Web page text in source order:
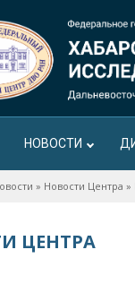
НОВОСТИ
» Новости Центра »
ЦЕНТРА